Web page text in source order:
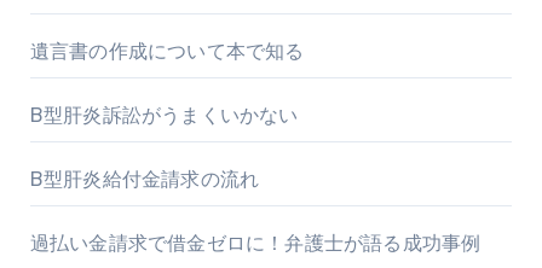
遺言書の作成について本で知る
B型肝炎訴訟がうまくいかない
B型肝炎給付金請求の流れ
過払い金請求で借金ゼロに！弁護士が語る成功事例